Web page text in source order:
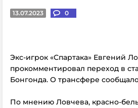
13.07.2023 0
Экс-игрок «Спартака» Евгений
прокомментировал переход в
Бонгонда. О трансфере
По мнению Ловчева, красно-